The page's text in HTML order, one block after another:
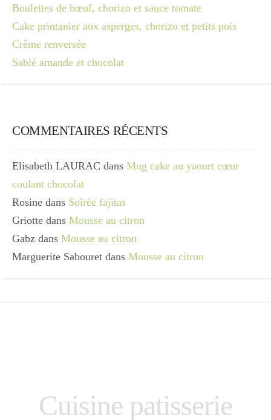
Boulettes de bœuf, chorizo et sauce tomate
Cake printanier aux asperges, chorizo et petits pois
Crême renversée
Sablé amande et chocolat
COMMENTAIRES RÉCENTS
Elisabeth LAURAC dans Mug cake au yaourt cœur
coulant chocolat
Rosine dans Soirée fajitas
Griotte dans Mousse au citron
Gabz dans Mousse au citron
Marguerite Sabouret dans Mousse au citron
Cuisine patisserie